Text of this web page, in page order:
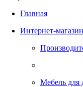
Главная
Интернет-магазин
Мебель для